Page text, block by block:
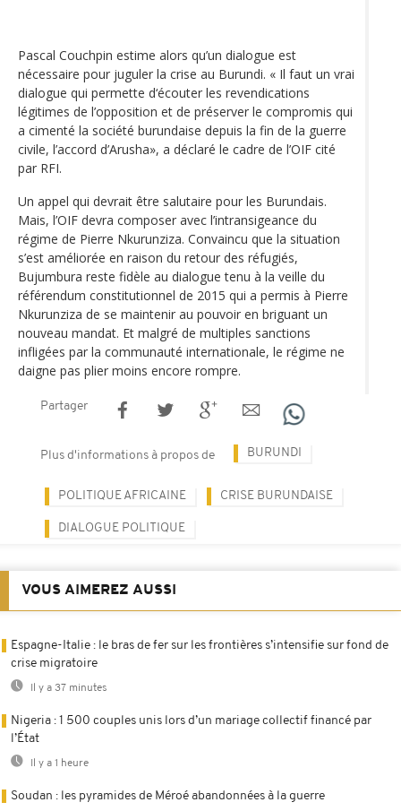
Pascal Couchpin estime alors qu’un dialogue est
nécessaire pour juguler la crise au Burundi. « Il faut un vrai
dialogue qui permette d‘écouter les revendications
légitimes de l’opposition et de préserver le compromis qui
a cimenté la société burundaise depuis la fin de la guerre
civile, l’accord d’Arusha», a déclaré le cadre de l’OIF cité
par RFI.
Un appel qui devrait être salutaire pour les Burundais.
Mais, l’OIF devra composer avec l’intransigeance du
régime de Pierre Nkurunziza. Convaincu que la situation
s’est améliorée en raison du retour des réfugiés,
Bujumbura reste fidèle au dialogue tenu à la veille du
référendum constitutionnel de 2015 qui a permis à Pierre
Nkurunziza de se maintenir au pouvoir en briguant un
nouveau mandat. Et malgré de multiples sanctions
infligées par la communauté internationale, le régime ne
daigne pas plier moins encore rompre.
Partager
Plus d'informations à propos de BURUNDI
POLITIQUE AFRICAINE CRISE BURUNDAISE
DIALOGUE POLITIQUE
VOUS AIMEREZ AUSSI
Espagne-Italie : le bras de fer sur les frontières s’intensifie sur fond de
crise migratoire
Il y a 37 minutes
Nigeria : 1 500 couples unis lors d’un mariage collectif financé par
l’État
Il y a 1 heure
Soudan : les pyramides de Méroé abandonnées à la guerre